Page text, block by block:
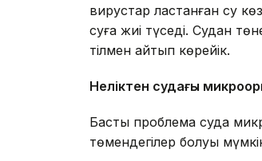
вирустар ластанған су
суға жиі түседі. Судан
тілмен айтып көрейік.
Неліктен судағы
Басты проблема суда
төмендегілер болуы